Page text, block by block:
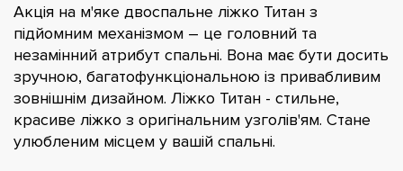
Акція на м'яке двоспальне ліжко Титан з
підйомним механізмом – це головний та
незамінний атрибут спальні. Вона має бути досить
зручною, багатофункціональною із привабливим
зовнішнім дизайном. Ліжко Титан - стильне,
красиве ліжко з оригінальним узголів'ям. Стане
улюбленим місцем у вашій спальні.